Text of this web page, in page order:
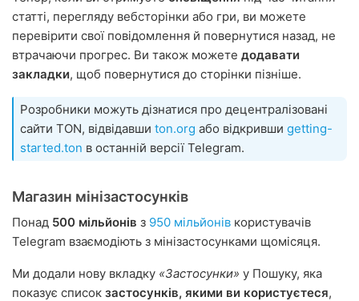
статті, перегляду вебсторінки або гри, ви можете
перевірити свої повідомлення й повернутися назад, не
втрачаючи прогрес. Ви також можете додавати
закладки, щоб повернутися до сторінки пізніше.
Розробники можуть дізнатися про децентралізовані
сайти TON, відвідавши ton.org або відкривши getting-
started.ton в останній версії Telegram.
Магазин мінізастосунків
Понад 500 мільйонів з 950 мільйонів користувачів
Telegram взаємодіють з мінізастосунками щомісяця.
Ми додали нову вкладку «Застосунки» у Пошуку, яка
показує список застосунків, якими ви користуєтеся,